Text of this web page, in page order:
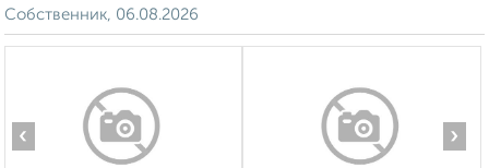
Собственник, 06.08.2026
‹ ›